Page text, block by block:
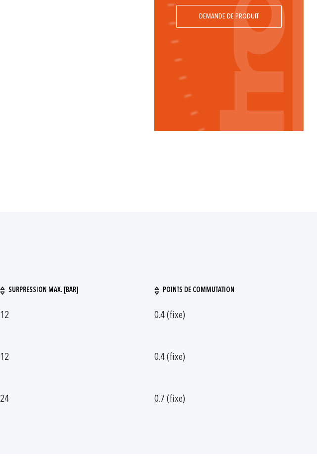
DEMANDE DE PRODUIT
SURPRESSION MAX. [BAR] POINTS DE COMMUTATION
12 0.4 (fixe)
12 0.4 (fixe)
24 0.7 (fixe)